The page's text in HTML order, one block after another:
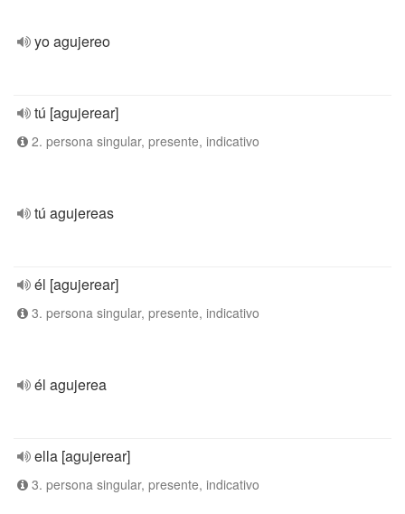
yo agujereo
tú [agujerear]
2. persona singular, presente, indicativo
tú agujereas
él [agujerear]
3. persona singular, presente, indicativo
él agujerea
ella [agujerear]
3. persona singular, presente, indicativo